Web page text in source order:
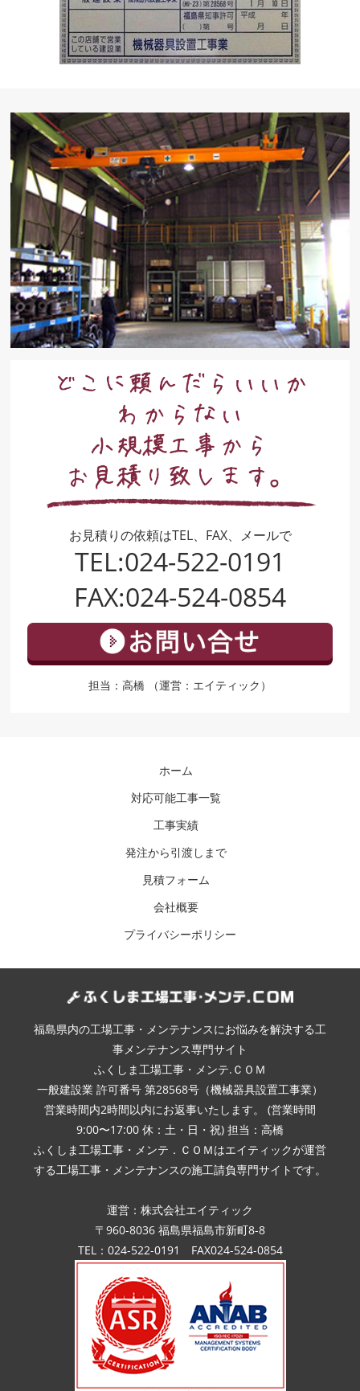
お見積りの依頼はTEL、FAX、メールで
TEL:024-522-0191
FAX:024-524-0854
担当：高橋 （運営：エイティック）
ホーム
対応可能工事一覧
工事実績
発注から引渡しまで
見積フォーム
会社概要
プライバシーポリシー
福島県内の工場工事・メンテナンスにお悩みを解決する工
事メンテナンス専門サイト
ふくしま工場工事・メンテ.ＣＯＭ
一般建設業 許可番号 第28568号（機械器具設置工事業）
営業時間内2時間以内にお返事いたします。 (営業時間
9:00〜17:00 休：土・日・祝) 担当：高橋
ふくしま工場工事・メンテ．ＣＯＭはエイティックが運営
する工場工事・メンテナンスの施工請負専門サイトです。
運営：株式会社エイティック
〒960-8036 福島県福島市新町8-8
TEL：024-522-0191 FAX024-524-0854